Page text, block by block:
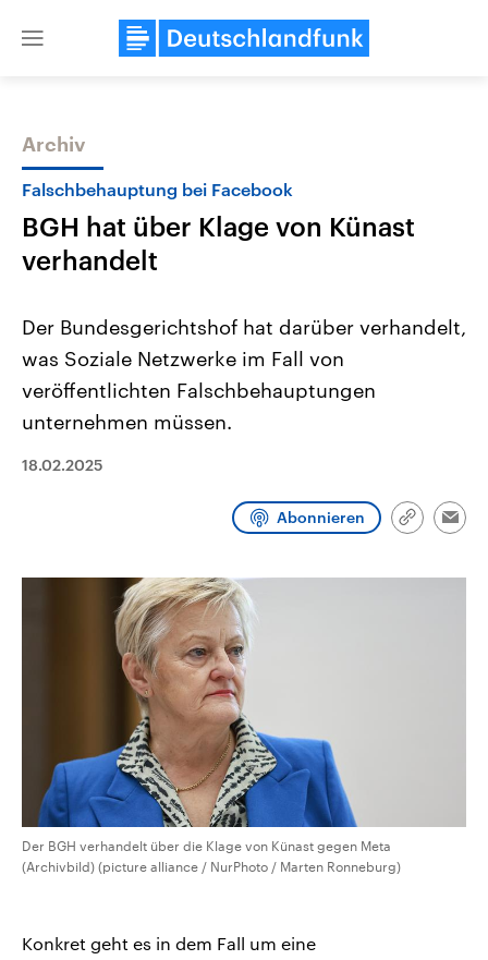
Close
Themen
Landtagswahl Sachsen-Anhalt
2026
Alle Informationen
Sachsen-Anhalt wählt am 6.
Landtag. Seit 2021 wird das
Wahlprogramme, aktuelle Berichte
Aktuelle Beiträge,
aktuelle Weltgeschehen.
Audio-Archiv
Archiv
Falschbehauptung bei Facebook
BGH hat über Klage von Künast
verhandelt
Der Bundesgerichtshof hat darüber verhandelt,
was Soziale Netzwerke im Fall von
veröffentlichten Falschbehauptungen
unternehmen müssen.
18.02.2025
Abonnieren
Link
Der BGH verhandelt über die Klage von Künast gegen Meta
(Archivbild) (picture alliance / NurPhoto / Marten Ronneburg)
Konkret geht es in dem Fall um eine